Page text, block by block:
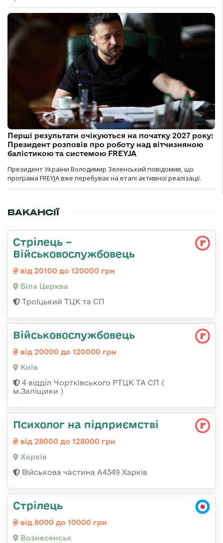
Перші результати очікуються на початку 2027 року:
Президент розповів про роботу над вітчизняною
балістикою та системою FREYJA
Президент України Володимир Зеленський повідомив, що
програма FREYJA вже перебуває на етапі активної реалізації.
ВАКАНСІЇ
Стрілець –
Військовослужбовець
від 20100 до 120000 грн
Біла Церква
Троїцький ТЦК та СП
Військовослужбовець
від 20000 до 120000 грн
Київ
4 відділ Чортківського РТЦК ТА СП (
м.Заліщики )
Психолог на підприємстві
від 28000 до 128000 грн
Харків
Військова частина А4349 Харків
Стрілець
від 8000 до 10000 грн
Вознесенськ